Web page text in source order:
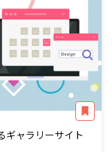
ギャラリーサイト